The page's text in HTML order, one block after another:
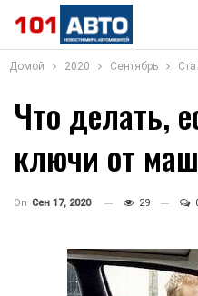
Домой 2020 Сентябрь
Что делать,
ключи от
On Сен 17, 2020 29